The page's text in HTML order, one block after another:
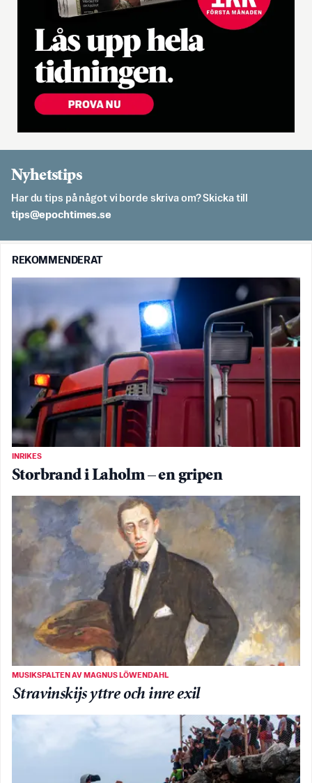
Nyhetstips
Har du tips på något vi borde skriva om? Skicka till
es.semithcope@spit
REKOMMENDERAT
INRIKES
Storbrand i Laholm – en gripen
MUSIKSPALTEN AV MAGNUS LÖWENDAHL
Stravinskijs yttre och inre exil